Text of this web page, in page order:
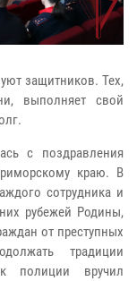
защитников. Тех,
выполняет свой
с поздравления
краю. В
сотрудника и
рубежей Родины,
от преступных
традиции
полиции вручил